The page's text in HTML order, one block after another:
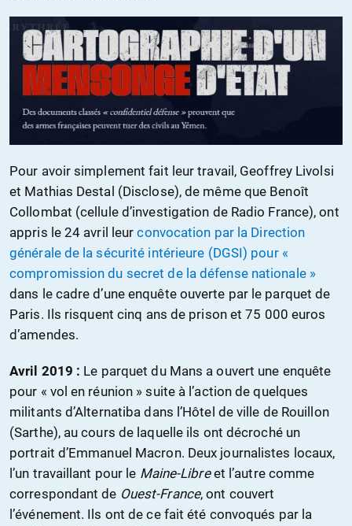
Pour avoir simplement fait leur travail, Geoffrey Livolsi
et Mathias Destal (Disclose), de même que Benoît
Collombat (cellule d’investigation de Radio France), ont
appris le 24 avril leurconvocation par la Direction
générale de la sécurité intérieure (DGSI) pour «
compromission du secret de la défense nationale »
dans le cadre d’une enquête ouverte par le parquet de
Paris. Ils risquent cinq ans de prison et 75 000 euros
d’amendes.
Avril 2019 : Le parquet du Mans a ouvert une enquête
pour « vol en réunion » suite à l’action de quelques
militants d’Alternatiba dans l’Hôtel de ville de Rouillon
(Sarthe), au cours de laquelle ils ont décroché un
portrait d’Emmanuel Macron. Deux journalistes locaux,
l’un travaillant pour le Maine-Libreet l’autre comme
correspondant de Ouest-France, ont couvert
l’événement. Ils ont de ce fait été convoqués par la